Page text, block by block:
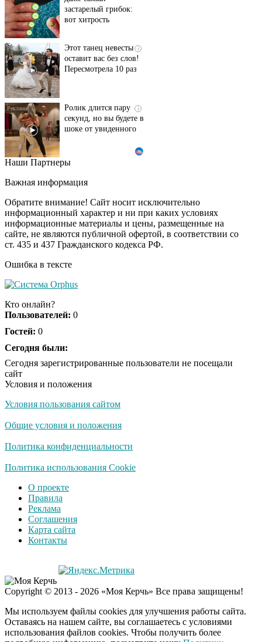
застарелый грибок:
вот хитрость
i
Этот танец невесты
оставит вас без слов!
Пересмотрела 10 раз
i
Ролик длится пару
секунд, но вы будете в
шоке от увиденного
Ролик из Омска: вы
i
Ржу не переставая, это
видео пересмотришь
не раз
Скрытая камера на
их не видят...
Ролик длится
смеяться вы будете
Королева вагона
оставит равнодушным
США — Южной
всё, что я подарил —
Экс-бойфренд дочери
Борисовой душил ее
из-за макарон
патриотизме
Плющенко отправляет
сына выступать за
Азербайджан
Наши Партнеры
Важная информация
Обратите внимание! Сайт носит исключительно
информационный характер и ни при каких условиях
информационные материалы и цены, размещенные на
сайте, не являются публичной офертой, в соответствии со
ст. 435 и 437 Гражданского кодекса РФ.
Ошибка в тексте
Кто онлайн?
Пользователей: 0
Гостей: 0
Сегодня были:
Сегодня зарегистрированные пользователи не посещали
сайт
Условия и положения
Условия пользования сайтом
Общие условия и положения
Политика конфиденциальности
Политика использования Cookie
О проекте
Правила
Реклама
Соглашения
Карта сайта
Контакты
Copyright © 2013 - 2026 «Моя Керчь» Все права защищены!
Мы используем файлы cookies для улучшения работы сайта.
Оставаясь на нашем сайте, вы соглашаетесь с условиями
использования файлов cookies. Чтобы получить более